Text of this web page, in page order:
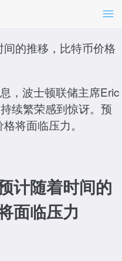
的推移，比特币价格
，波士顿联储主席Eric
续繁荣感到惊讶。预
将面临压力。
计随着时间的
面临压力
着时间的推移，比